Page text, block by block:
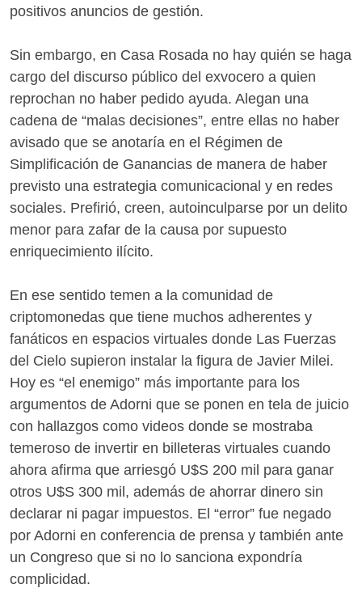
positivos anuncios de gestión.
Sin embargo, en Casa Rosada no hay quién se haga
cargo del discurso público del exvocero a quien
reprochan no haber pedido ayuda. Alegan una
cadena de “malas decisiones”, entre ellas no haber
avisado que se anotaría en el Régimen de
Simplificación de Ganancias de manera de haber
previsto una estrategia comunicacional y en redes
sociales. Prefirió, creen, autoinculparse por un delito
menor para zafar de la causa por supuesto
enriquecimiento ilícito.
En ese sentido temen a la comunidad de
criptomonedas que tiene muchos adherentes y
fanáticos en espacios virtuales donde Las Fuerzas
del Cielo supieron instalar la figura de Javier Milei.
Hoy es “el enemigo” más importante para los
argumentos de Adorni que se ponen en tela de juicio
con hallazgos como videos donde se mostraba
temeroso de invertir en billeteras virtuales cuando
ahora afirma que arriesgó U$S 200 mil para ganar
otros U$S 300 mil, además de ahorrar dinero sin
declarar ni pagar impuestos. El “error” fue negado
por Adorni en conferencia de prensa y también ante
un Congreso que si no lo sanciona expondría
complicidad.